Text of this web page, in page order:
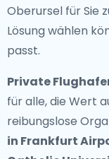
Oberursel für Sie
Lösung wählen
passt.
Private
für alle, die Wert
reibungslose
in Frankfurt